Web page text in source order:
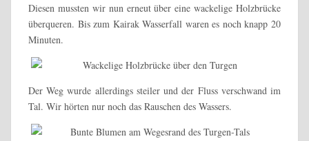
Diesen mussten wir nun erneut über eine wackelige Holzbrücke
überqueren. Bis zum Kairak Wasserfall waren es noch knapp 20
Minuten.
Der Weg wurde allerdings steiler und der Fluss verschwand im
Tal. Wir hörten nur noch das Rauschen des Wassers.